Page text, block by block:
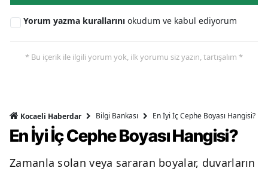
Yorum yazma kurallarını okudum ve kabul ediyorum
* Bu içerik ile ilgili yorum yok, ilk yorumu siz yazın, tartışalım *
Kocaeli Haberdar Bilgi Bankası En İyi İç Cephe Boyası Hangisi?
En İyi İç Cephe Boyası Hangisi?
Zamanla solan veya sararan boyalar, duvarların